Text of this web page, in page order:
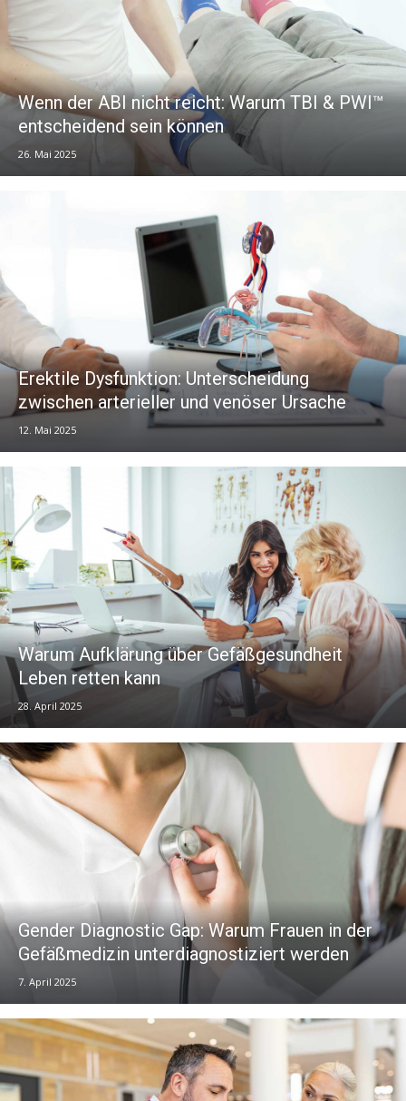
Wenn der ABI nicht reicht: Warum TBI & PWI™
entscheidend sein können
26. Mai 2025
Erektile Dysfunktion: Unterscheidung
zwischen arterieller und venöser Ursache
12. Mai 2025
Warum Aufklärung über Gefäßgesundheit
Leben retten kann
28. April 2025
Gender Diagnostic Gap: Warum Frauen in der
Gefäßmedizin unterdiagnostiziert werden
7. April 2025